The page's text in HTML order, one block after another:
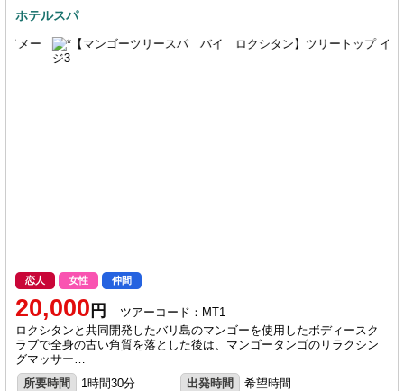
ホテルスパ
恋人 女性 仲間
20,000 円
ツアーコード：MT1
ロクシタンと共同開発したバリ島のマンゴーを使用したボディースク
ラブで全身の古い角質を落とした後は、マンゴータンゴのリラクシン
グマッサー…
所要時間
1時間30分 出発時間 希望時間